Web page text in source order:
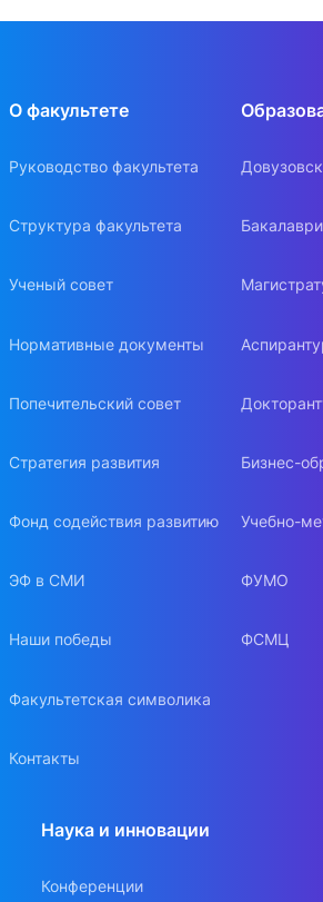
О факультете
Руководство факультета
Структура факультета
Ученый совет
Нормативные документы
Попечительский совет
Стратегия развития
Фонд содействия развитию
ЭФ в СМИ
Наши победы
Факультетская символика
Контакты
Бизнес-
Учебно-
ФУМО
ФСМЦ
Наука и инновации
Конференции